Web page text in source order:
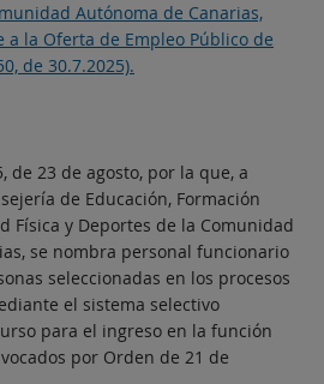
Autónoma de Canarias,
a la Oferta de Empleo Público de
de 30.7.2025).
de 23 de agosto, por la que, a
de Educación, Formación
Física y Deportes de la Comunidad
se nombra personal funcionario
seleccionadas en los procesos
el sistema selectivo
para el ingreso en la función
por Orden de 21 de